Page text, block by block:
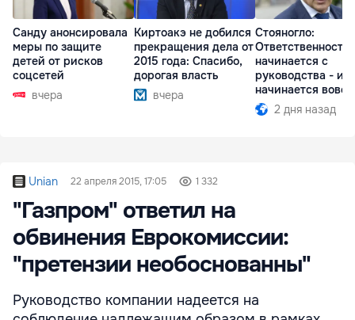
Санду анонсировала
меры по защите
детей от рисков
соцсетей
вчера
Киртоакэ не добился
прекращения дела от
2015 года: Спасибо,
дорогая власть
вчера
Стояногло:
Ответственность
начинается с
руководства -
начинается вовсе
2 дня назад
Unian 22 апреля 2015, 17:05 1 332
"Газпром" ответил на
обвинения Еврокомиссии:
"претензии необоснованны"
Руководство компании надеется на